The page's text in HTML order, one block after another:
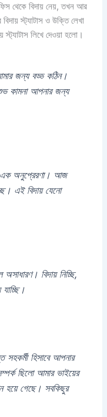
থেকে বিদায় নেয়, তখন আর
স্ট্যাটাস ও উক্তি লেখা
স্ট্যাটাস লিখে দেওয়া হলো।
জন্য বড্ড কঠিন।
কামনা আপনার জন্য
অনুপ্রেরণা। আজ
এই বিদায় যেনো
বিদায় নিচ্ছি,
হিসাবে আপনার
ছিলো আমার ভাইয়ের
হয়ে গেছে। সবকিছুর